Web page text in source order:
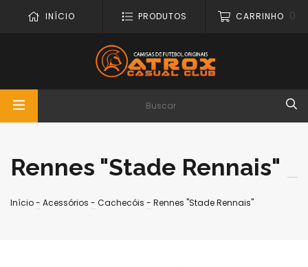
INÍCIO PRODUTOS CARRINHO 0
Rennes "Stade Rennais"
Início- Acessórios - Cachecóis - Rennes "Stade Rennais"